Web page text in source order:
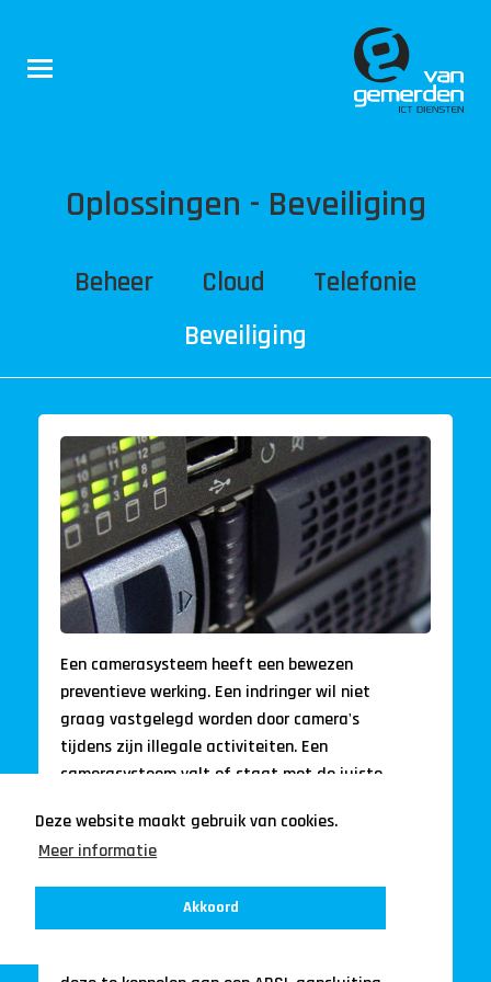
Deze website maakt gebruik van cookies.
Meer informatie
Akkoord
Oplossingen - Beveiliging
Beheer Cloud
Telefonie
Beveiliging
Een camerasysteem heeft een bewezen
preventieve werking. Een indringer wil niet
graag vastgelegd worden door camera's
tijdens zijn illegale activiteiten. Een
camerasysteem valt of staat met de juiste
Met een juiste camera op de juiste plaats
kunt u de opgenomen beelden van de camera
gebruiken als bewijsmateriaal.
Beelden van de camera's worden digitaal